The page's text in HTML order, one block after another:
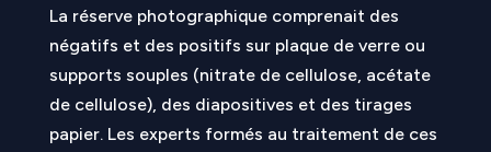
La réserve photographique comprenait des
négatifs et des positifs sur plaque de verre ou
supports souples (nitrate de cellulose, acétate
de cellulose), des diapositives et des tirages
papier. Les experts formés au traitement de ces